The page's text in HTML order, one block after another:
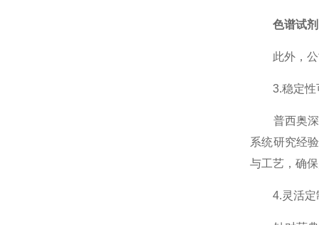
色谱试剂
此外，公司
3.稳定性
普西奥深谙
系统研究经
与工艺，确
4.灵活定